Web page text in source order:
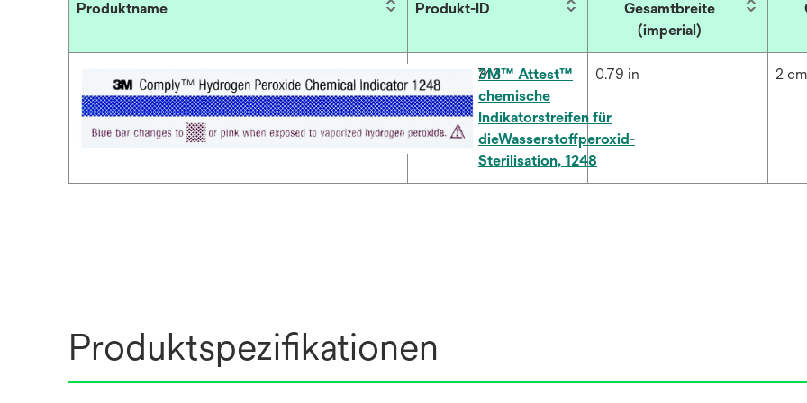
Produktname Produkt-ID
Gesamtbreite
(imperial)
3M™ Attest™
chemische
Indikatorstreifen für
dieWasserstoffperoxid-
Sterilisation, 1248
7000002743 0.79 in 2 cm
Produktspezifikationen